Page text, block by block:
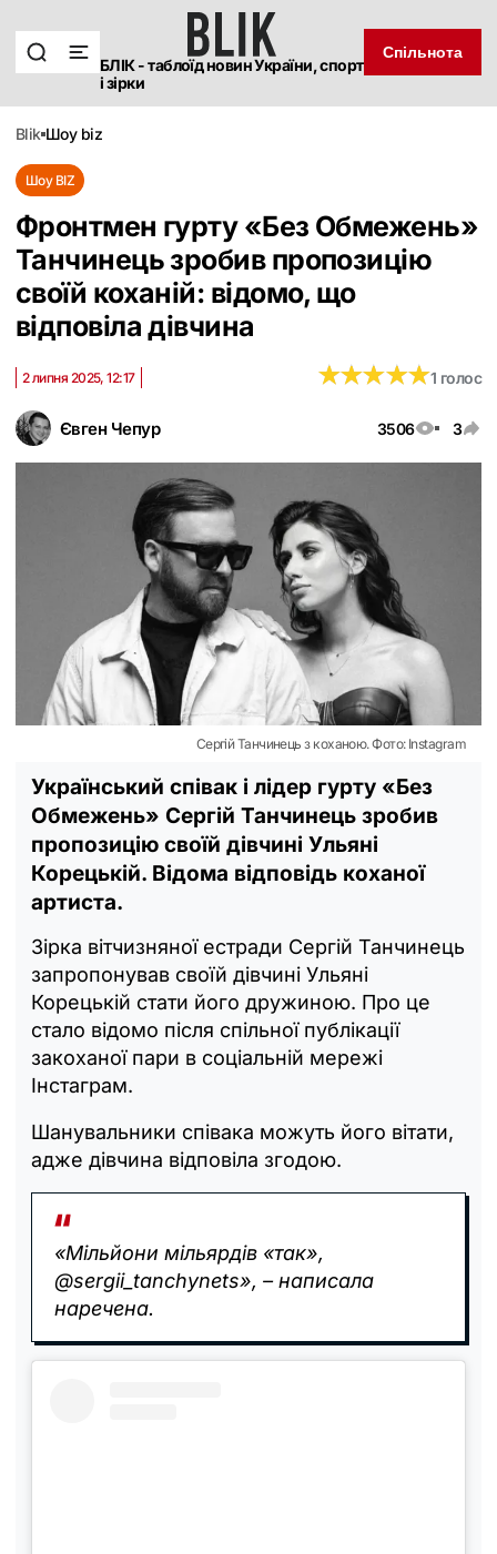
БЛІК - таблоїд новин України, спорт
і зірки
Спільнота
blik шоу biz
Шоу BIZ
Фронтмен гурту «Без Обмежень»
Танчинець зробив пропозицію
своїй коханій: відомо, що
відповіла дівчина
Євген Чепур 3506 3
2 липня 2025, 12:17 ★★★★★
★★★★★1 голос
Сергій Танчинець з коханою. Фото: Instagram
Український співак і лідер гурту «Без
Обмежень» Сергій Танчинець зробив
пропозицію своїй дівчині Ульяні
Корецькій. Відома відповідь коханої
артиста.
Зірка вітчизняної естради Сергій Танчинець
запропонував своїй дівчині Ульяні
Корецькій стати його дружиною. Про це
стало відомо після спільної публікації
закоханої пари в соціальній мережі
Інстаграм.
Шанувальники співака можуть його вітати,
адже дівчина відповіла згодою.
«‎Мільйони мільярдів «так»,
@sergii_tanchynets», – написала
наречена.